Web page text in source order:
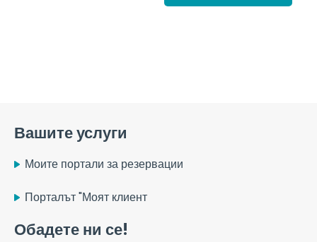
Вашите услуги
Моите портали за резервации
Порталът "Моят клиент
Обадете ни се!